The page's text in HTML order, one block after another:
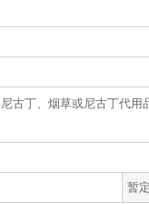
古丁、烟草或尼古丁代用
暂